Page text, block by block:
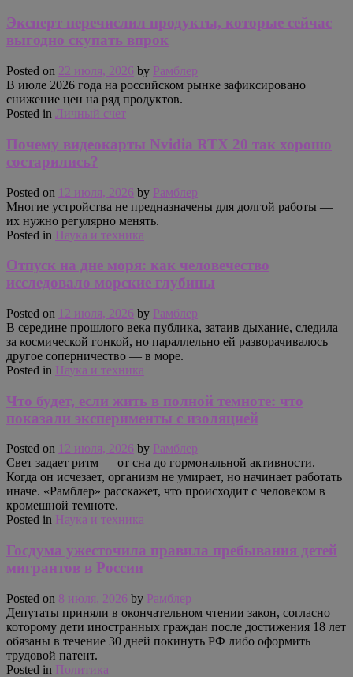
Эксперт перечислил продукты, которые сейчас
выгодно скупать впрок
Posted on 22 июля, 2026 by Рамблер
В июле 2026 года на российском рынке зафиксировано
снижение цен на ряд продуктов.
Posted in Личный счет
Почему видеокарты Nvidia RTX 20 так хорошо
состарились?
Posted on 12 июля, 2026 by Рамблер
Многие устройства не предназначены для долгой работы —
их нужно регулярно менять.
Posted in Наука и техника
Отпуск на дне моря: как человечество
исследовало морские глубины
Posted on 12 июля, 2026 by Рамблер
В середине прошлого века публика, затаив дыхание, следила
за космической гонкой, но параллельно ей разворачивалось
другое соперничество — в море.
Posted in Наука и техника
Что будет, если жить в полной темноте: что
показали эксперименты с изоляцией
Posted on 12 июля, 2026 by Рамблер
Свет задает ритм — от сна до гормональной активности.
Когда он исчезает, организм не умирает, но начинает работать
иначе. «Рамблер» расскажет, что происходит с человеком в
кромешной темноте.
Posted in Наука и техника
Госдума ужесточила правила пребывания детей
мигрантов в России
Posted on 8 июля, 2026 by Рамблер
Депутаты приняли в окончательном чтении закон, согласно
которому дети иностранных граждан после достижения 18 лет
обязаны в течение 30 дней покинуть РФ либо оформить
трудовой патент.
Posted in Политика